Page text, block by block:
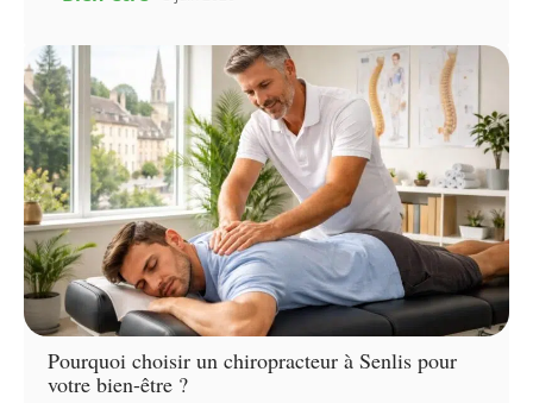
Pourquoi choisir un chiropracteur à Senlis pour
votre bien-être ?